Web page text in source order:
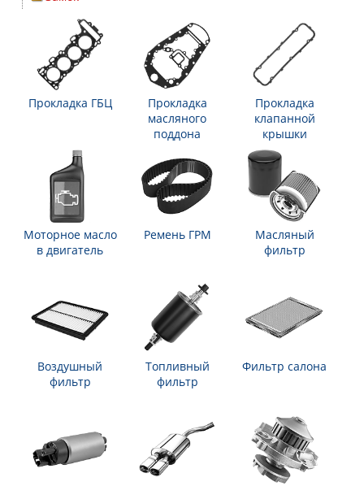
Прокладка ГБЦ
Прокладка
масляного
поддона
Прокладка
клапанной
крышки
Моторное масло
в двигатель
Ремень ГРМ
Масляный
фильтр
Воздушный
фильтр
Топливный
фильтр
Фильтр салона